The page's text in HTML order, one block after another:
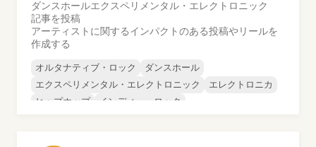
ダンスホールエクスペリメンタル・エレクトロニック
記事を投稿
アーティストに関するインパクトのある投稿やリールを
作成する
オルタナティブ・ロック
ダンスホール
エクスペリメンタル・エレクトロニック
エレクトロニカ
ヒップホップ
インディー・ロック